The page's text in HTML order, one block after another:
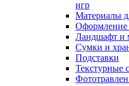
игр
Материалы
Оформление
Ландшафт и
Сумки и
Подставки
Текстурные